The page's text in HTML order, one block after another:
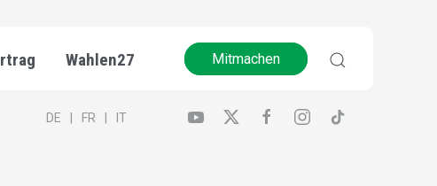
Wahlen27 Mitmachen
DE FR IT